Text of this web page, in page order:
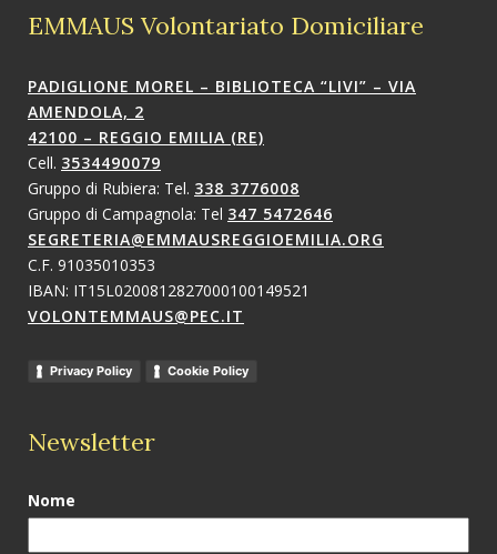
EMMAUS Volontariato Domiciliare
PADIGLIONE MOREL – BIBLIOTECA “LIVI” – VIA
AMENDOLA, 2
42100 – REGGIO EMILIA (RE)
Cell. 3534490079
Gruppo di Rubiera: Tel. 338 3776008
Gruppo di Campagnola: Tel 347 5472646
SEGRETERIA@EMMAUSREGGIOEMILIA.ORG
C.F. 91035010353
IBAN: IT15L0200812827000100149521
VOLONTEMMAUS@PEC.IT
Privacy Policy Cookie Policy
Newsletter
Nome